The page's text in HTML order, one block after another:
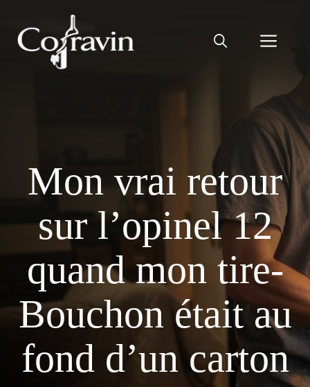
contenu
Mon vrai retour
sur l’opinel 12
quand mon tire-
Bouchon était au
fond d’un carton